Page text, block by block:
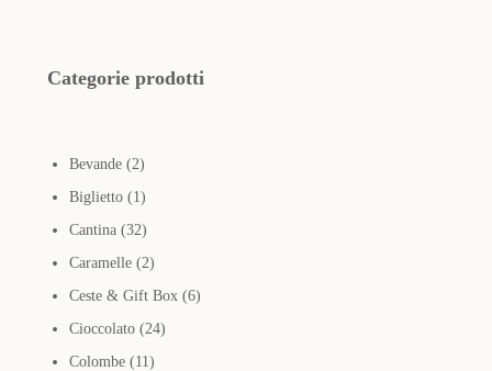
Categorie prodotti
Bevande 22
prodotti
Biglietto 11
prodotto
Cantina 3232
prodotti
Caramelle 22
prodotti
Ceste & Gift Box 66
Cioccolato 2424
Colombe 1111